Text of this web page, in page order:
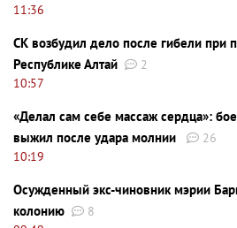
11:36
СК возбудил дело после гибели при
Республике Алтай
2
10:57
«Делал сам себе массаж сердца»:
выжил после удара молнии
26
10:19
Осужденный экс-чиновник мэрии
колонию
8